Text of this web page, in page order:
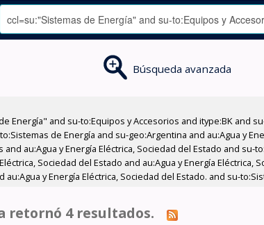
Búsqueda avanzada
and su-to:Equipos y Accesorios and itype:BK and
de Energía and su-geo:Argentina and au:Agua y
au:Agua y Energía Eléctrica, Sociedad del Estado and
Sociedad del Estado and au:Agua y Energía
au:Agua y Energía Eléctrica, Sociedad del Estado. and su-
retornó 4 resultados.